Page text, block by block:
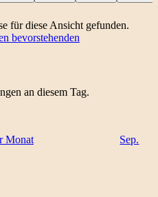
für diese Ansicht gefunden.
bevorstehenden
an diesem Tag.
Monat Sep.